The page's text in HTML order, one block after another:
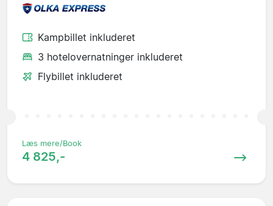
Kampbillet inkluderet
3 hotelovernatninger inkluderet
Flybillet inkluderet
Læs mere/Book
4 825,-